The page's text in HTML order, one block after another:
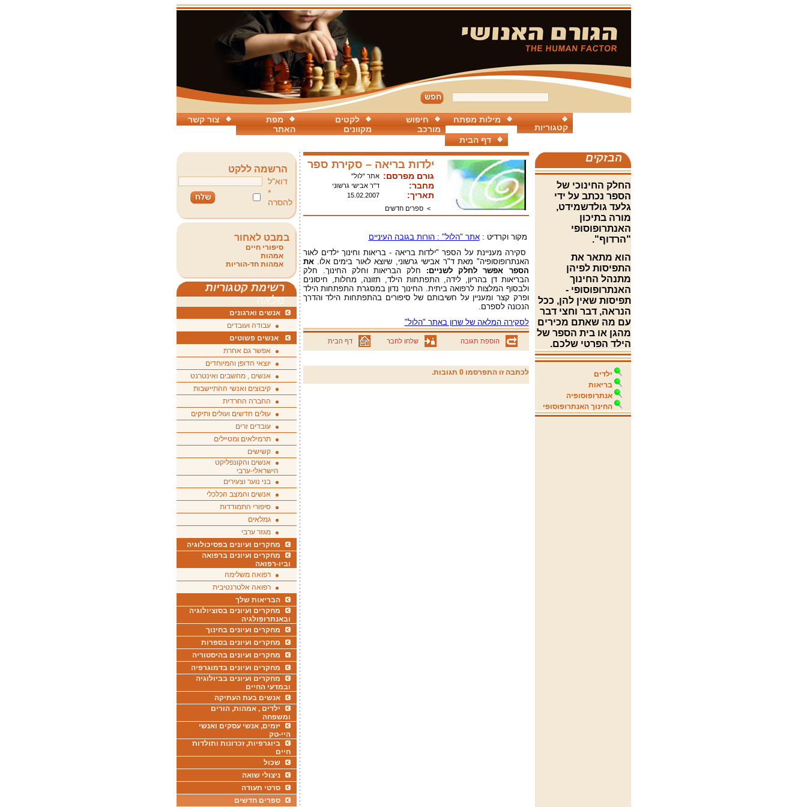
צור קשר
מפת
האתר
לקטים
מקוונים
חיפוש
מורכב
מילות מפתח
קטגוריות
דף הבית
הבזקים
החלק החינוכי של
הספר נכתב על ידי
גלעד גולדשמידט,
מורה בתיכון
האנתרופוסופי
"הרדוף".
הוא מתאר את
התפיסות לפיהן
מתנהל החינוך
האנתרופוסופי -
תפיסות שאין להן, ככל
הנראה, דבר וחצי דבר
עם מה שאתם מכירים
מהגן או בית הספר של
הילד הפרטי שלכם.
ילדים
בריאות
אנתרופוסופיה
החינוך האנתרופוסופי
ילדות בריאה – סקירת ספר
גורם מפרסם: אתר "לול"
מחבר: ד"ר אבישי גרשוני
תאריך:
15.02.2007
>ספרים חדשים
מקור וקרדיט :אתר "הלול" : הורות בגובה העיניים
סקירה מעניינת על הספר "ילדות בריאה - בריאות וחינוך ילדים לאור
האנתרופוסופיה" מאת ד"ר אבישי גרשוני, שיוצא לאור בימים אלו.את
הספר אפשר לחלק לשניים: חלק הבריאות וחלק החינוך. חלק
הבריאות דן בהריון, לידה, התפתחות הילד, תזונה, מחלות, חיסונים
ולבסוף המלצות לרפואה ביתית. החינוך נדון במסגרת התפתחות הילד
ופרק קצר ומעניין על חשיבותם של סיפורים בהתפתחות הילד והדרך
הנכונה לספרם.
לסקירה המלאה של שרון באתר "הלול"
הוספת תגובה שלחו לחבר דף הבית
לכתבה זו התפרסמו 0 תגובות.
הרשמה ללקט
דוא"ל
*
להסרה
במבט לאחור
סיפורי חיים
אמהות
אמהות חד-הוריות
רשימת קטגוריות
מלאה
אנשים וארגונים
עבודה ועובדים
אנשים פשוטים
אפשר גם אחרת
יוצאי הדופן והמיוחדים
אנשים , מחשבים ואינטרנט
קיבוצים ואנשי ההתיישבות
החברה החרדית
עולים חדשים ועולים ותיקים
עובדים זרים
תרמילאים ומטיילים
קשישים
אנשים והקונפליקט
הישראלי-ערבי
בני נוער וצעירים
אנשים והמצב הכלכלי
סיפורי התמודדות
גמלאים
מגזר ערבי
מחקרים ועיונים בפסיכולוגיה
מחקרים ועיונים ברפואה
וביו-רפואה
רפואה משלימה
רפואה אלטרנטיבית
הבריאות שלך
מחקרים ועיונים בסוציולוגיה
ובאנתרופולגיה
מחקרים ועיונים בחינוך
מחקרים ועיונים בספרות
מחקרים ועיונים בהיסטוריה
מחקרים ועיונים בדמוגרפיה
מחקרים ועיונים בביולוגיה
ובמדעי החיים
אנשים בעת העתיקה
ילדים , אמהות, הורים
ומשפחה
יזמים, אנשי עסקים ואנשי
היי-טק
ביוגרפיות, זכרונות ותולדות
חיים
שכול
ניצולי שואה
סרטי תעודה
ספרים חדשים